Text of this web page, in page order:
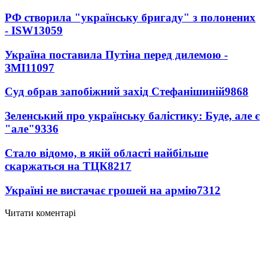
РФ створила "українську бригаду" з полонених
- ISW13059
Україна поставила Путіна перед дилемою -
ЗМІ11097
Суд обрав запобіжний захід Стефанішиній9868
Зеленський про українську балістику: Буде, але є
"але"9336
Стало відомо, в якій області найбільше
скаржаться на ТЦК8217
Україні не вистачає грошей на армію7312
Читати коментарі